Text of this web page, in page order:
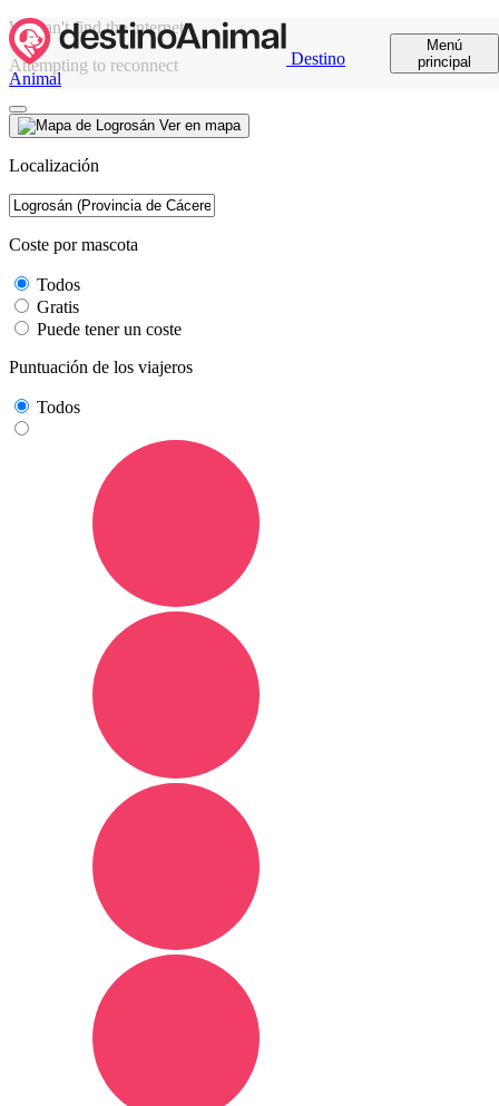
Destino
Animal
Menú
principal
We can't find the internet
Attempting to reconnect
Ver en mapa
Localización
Coste por mascota
Todos
Gratis
Puede tener un coste
Puntuación de los viajeros
Todos